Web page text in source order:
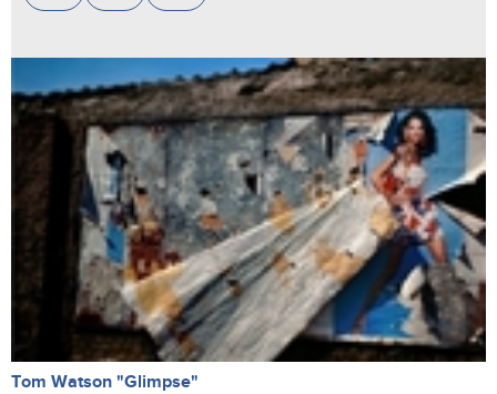
Tom Watson "Glimpse"